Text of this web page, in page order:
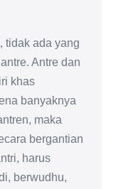
tidak ada yang
Antre dan
khas
banyaknya
maka
bergantian
harus
berwudhu,